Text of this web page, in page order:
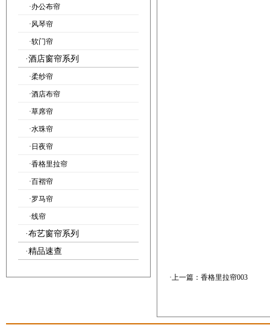
·办公布帘
·风琴帘
·软门帘
·酒店窗帘系列
·柔纱帘
·酒店布帘
·草席帘
·水珠帘
· 日夜帘
·香格里拉帘
·百褶帘
·罗马帘
·线帘
·布艺窗帘系列
·精品速查
·上一篇： 香格里拉帘003